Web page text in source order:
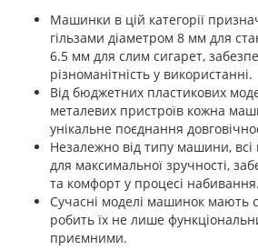
Машинки в цій категорії
гільзами діаметром 8 мм для
6.5 мм для слим сигарет,
різноманітність у використанні.
Від бюджетних пластикових
металевих пристроїв кожна
унікальне поєднання
Незалежно від типу машини, всі
для максимальної зручності,
та комфорт у процесі набивання.
Сучасні моделі машинок мають
робить їх не лише
приємними.